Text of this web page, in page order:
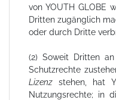
von YOUTH GLOBE
Dritten zugänglich
oder durch Dritte
(2) Soweit Dritten
Schutzrechte
Lizenzstehen, hat
Nutzungsrechte; in